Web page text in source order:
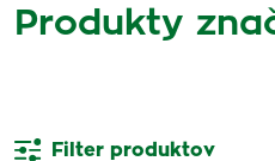
Produkty
Filter produktov